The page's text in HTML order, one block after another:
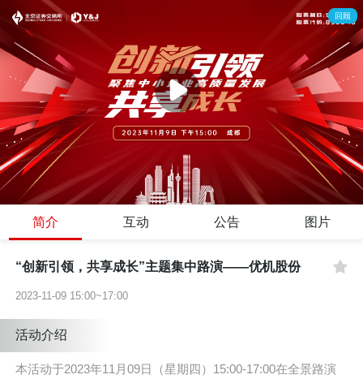
回顾
简介 互动 公告 图片
“创新引领，共享成长”主题集中路演——优机股份
2023-11-09 15:00~17:00
活动介绍
本活动于2023年11月09日（星期四）15:00-17:00在全景路演